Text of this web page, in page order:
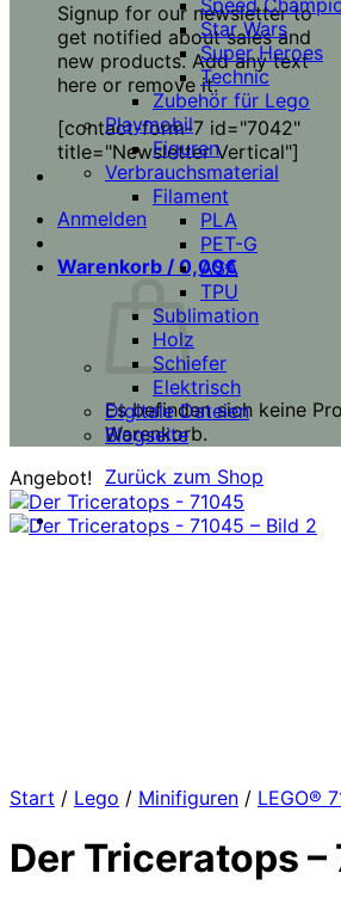
Signup for our newsletter to
get notified about sales and
new products. Add any text
here or remove it.
[contact-form-7 id="7042"
title="Newsletter Vertical"]
Anmelden
Warenkorb / 0,00€
Es befinden sich keine
Warenkorb.
Zurück zum Shop
Speed
Star Wars
Super Heroes
Technic
Zubehör für Lego
Playmobil
Figuren
Verbrauchsmaterial
Filament
PLA
PET-G
ASA
TPU
Sublimation
Holz
Schiefer
Elektrisch
Digitale Dateien
Blogseite
Angebot!
Start / Lego / Minifiguren / LEGO®
Der Triceratops –